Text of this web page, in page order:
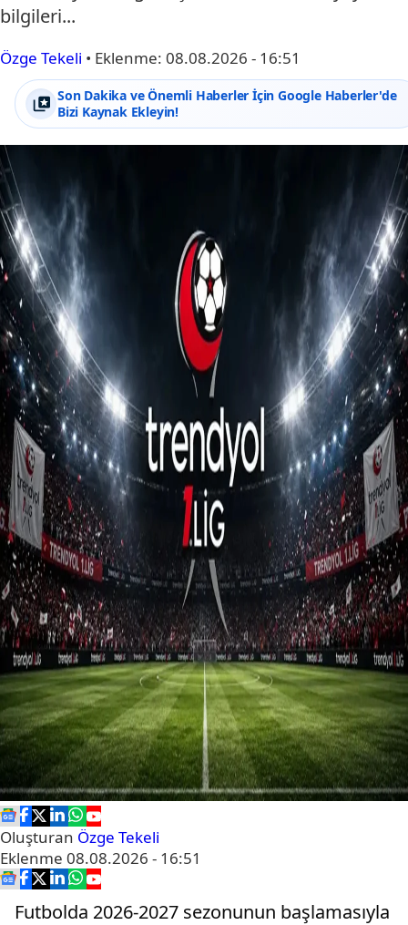
bilgileri...
Özge Tekeli • Eklenme: 08.08.2026 - 16:51
Son Dakika ve Önemli Haberler İçin Google Haberler'de
Bizi Kaynak Ekleyin!
Oluşturan Özge Tekeli
Eklenme 08.08.2026 - 16:51
Futbolda 2026-2027 sezonunun başlamasıyla